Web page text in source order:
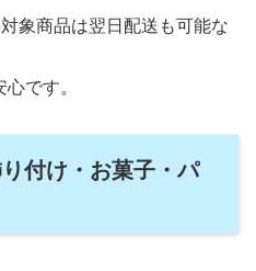
象商品は翌日配送も可能な
です。
付け・お菓子・パ